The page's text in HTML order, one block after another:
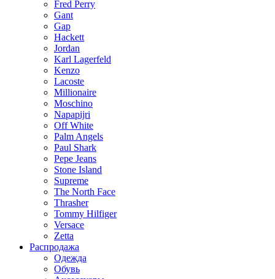
Fred Perry
Gant
Gap
Hackett
Jordan
Karl Lagerfeld
Kenzo
Lacoste
Millionaire
Moschino
Napapijri
Off White
Palm Angels
Paul Shark
Pepe Jeans
Stone Island
Supreme
The North Face
Thrasher
Tommy Hilfiger
Versace
Zetta
Распродажа
Одежда
Обувь